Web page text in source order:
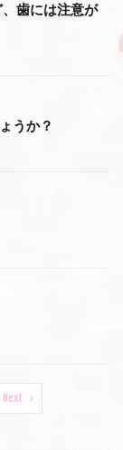
歯には注意が
うか？
Next